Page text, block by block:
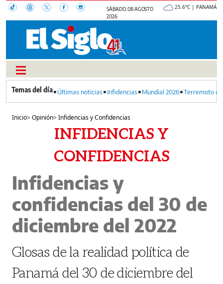
SÁBADO, 08 AGOSTO
2026
25.6°C | PANAMÁ
Últimas noticias Infidencias Mundial 2026 Terremoto
Inicio>Opinión>Infidencias y Confidencias
INFIDENCIAS Y
CONFIDENCIAS
Infidencias y
confidencias del 30 de
diciembre del 2022
Glosas de la realidad política de
Panamá del 30 de diciembre del